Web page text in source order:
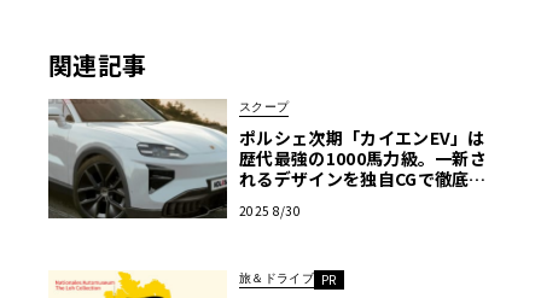
関連記事
スクープ
ポルシェ次期「カイエンEV」は
歴代最強の1000馬力級。一新さ
れるデザインを独自CGで徹底予
2025 8/30
旅＆ドライブ PR